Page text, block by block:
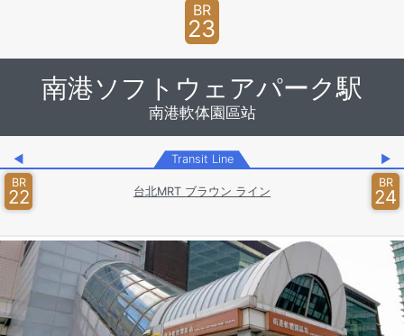
BR
23
南港ソフトウェアパーク駅
南港軟体園區站
◀ Transit Line
▶
BR
22 台北MRT ブラウン ライン
BR
24